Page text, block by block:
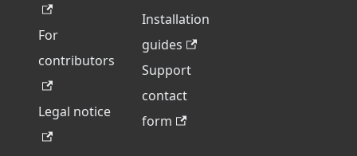
For
contributors
Legal notice
Installation
guides
Support
contact
form